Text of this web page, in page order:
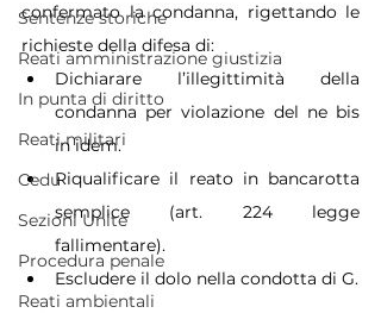
Sentenze storiche
Reati amministrazione giustizia
In punta di diritto
Reati militari
Cedu
Sezioni Unite
Procedura penale
Reati ambientali
confermato la condanna, rigettando le
richieste della difesa di:
Dichiarare l’illegittimità della
condanna per violazione del ne bis
in idem.
Riqualificare il reato in bancarotta
semplice (art. 224 legge
fallimentare).
Escludere il dolo nella condotta di G.